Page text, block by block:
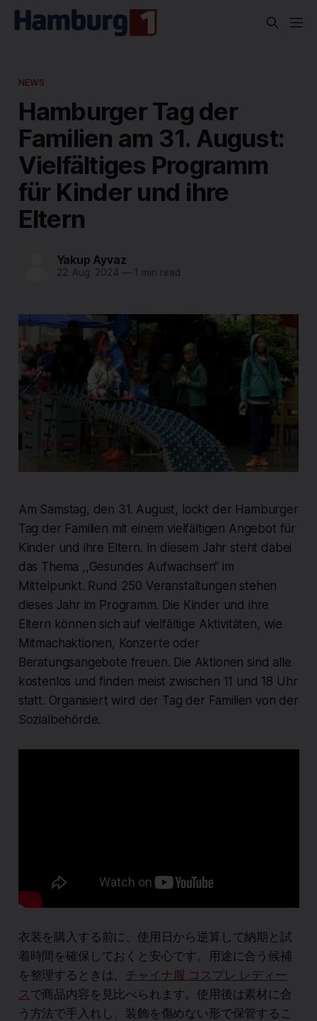
NEWS
Hamburger Tag der
Familien am 31. August:
Vielfältiges Programm
für Kinder und ihre
Eltern
Yakup Ayvaz
22. Aug. 2024 —1 min read
Am Samstag, den 31. August, lockt der Hamburger
Tag der Familien mit einem vielfältigen Angebot für
Kinder und ihre Eltern. In diesem Jahr steht dabei
das Thema ,,Gesundes Aufwachsen“ im
Mittelpunkt. Rund 250 Veranstaltungen stehen
dieses Jahr im Programm. Die Kinder und ihre
Eltern können sich auf vielfältige Aktivitäten, wie
Mitmachaktionen, Konzerte oder
Beratungsangebote freuen. Die Aktionen sind alle
kostenlos und finden meist zwischen 11 und 18 Uhr
statt. Organisiert wird der Tag der Familien von der
Sozialbehörde.
衣装を購入する前に、使用日から逆算して納期と試
着時間を確保しておくと安心です。用途に合う候補
を整理するときは、 チャイナ服 コスプレ レディー
ス で商品内容を見比べられます。使用後は素材に合
う方法で手入れし、装飾を傷めない形で保管するこ